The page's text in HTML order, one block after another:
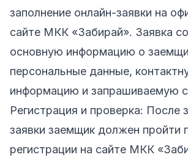
заполнение онлайн-заявки на
сайте МКК «Забирай». Заявка
основную информацию о
персональные данные,
информацию и запрашиваемую
Регистрация и проверка: После
заявки заемщик должен пройти
регистрации на сайте МКК